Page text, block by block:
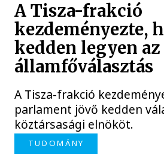
A Tisza-frakció
kezdeményezte,
kedden legyen az
államfőválasztás
A Tisza-frakció
parlament jövő kedden
köztársasági elnököt.
TUDOMÁNY